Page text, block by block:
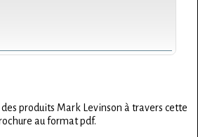
produits Mark Levinson à travers cette
au format pdf.